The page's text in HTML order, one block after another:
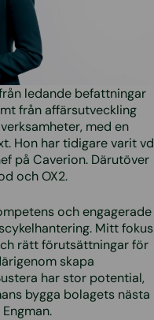
ledande befattningar
från affärsutveckling
med en
Hon har tidigare varit vd
på Caverion. Därutöver
och OX2.
och engagerade
Mitt fokus
rätt förutsättningar för
skapa
har stor potential,
bygga bolagets nästa